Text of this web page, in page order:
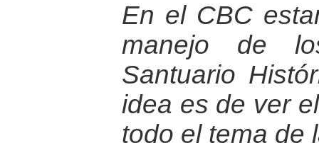
En el CBC
manejo de
Santuario
idea es de ver
todo el tema de